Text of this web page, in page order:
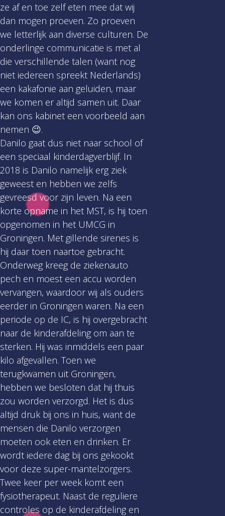
ze af en toe zelf eten mee dat wij
dan mogen proeven. Zo proeven
we letterlijk aan diverse culturen. De
onderlinge communicatie is met al
die verschillende talen (want nog
niet iedereen spreekt Nederlands)
een kakafonie aan geluiden, maar
we komen er altijd samen uit. Daar
kan ons kabinet een voorbeeld aan
nemen 😉.
Danilo gaat dus niet naar school of
een speciaal kinderdagverblijf. In
2018 is Danilo namelijk erg ziek
geweest en hebben we zelfs
gevreesd voor zijn leven. Na een
korte opname in het MST, is hij toen
opgenomen in het UMCG in
Groningen. Met gillende sirenes is
hij daar toen naartoe gebracht.
Onderweg kreeg de ziekenauto
pech en moest een accu worden
vervangen, waardoor wij als ouders
eerder in Groningen waren. Na een
periode op de IC, is hij overgebracht
naar de kinderafdeling om aan te
sterken. Hij was inmiddels een paar
kilo afgevallen. Toen we
terugkwamen uit Groningen,
hebben we besloten dat hij thuis
zou worden verzorgd. Het is dus
altijd druk bij ons in huis, want de
mensen die Danilo verzorgen
moeten ook eten en drinken. Er
wordt iedere dag bij ons gekookt
voor deze super-mantelzorgers.
Twee keer per week komt een
fysiotherapeut. Naast de reguliere
controles op de kinderafdeling en